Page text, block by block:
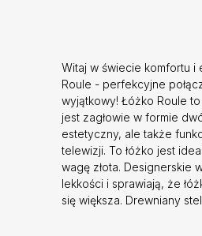
Witaj w świecie komfortu i
Roule - perfekcyjne
wyjątkowy! Łóżko Roule
jest zagłowie w formie
estetyczny, ale także
telewizji. To łóżko jest
wagę złota. Designerskie
lekkości i sprawiają, że
się większa. Drewniany